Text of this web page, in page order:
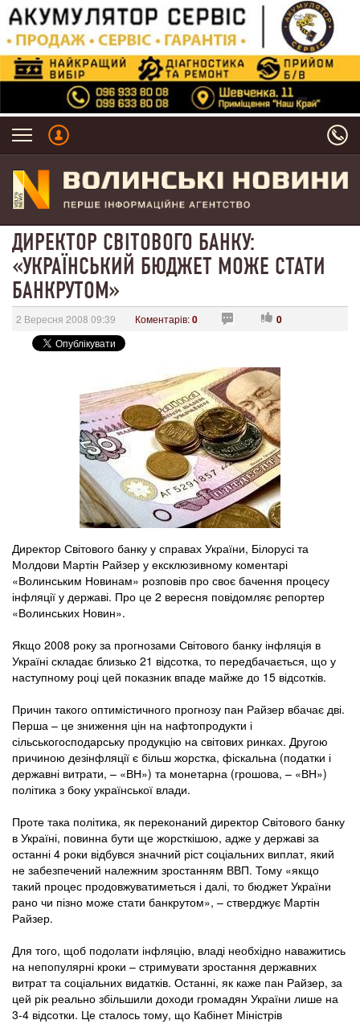
ДИРЕКТОР СВІТОВОГО БАНКУ:
«УКРАЇНСЬКИЙ БЮДЖЕТ МОЖЕ СТАТИ
БАНКРУТОМ»
2 Вересня 2008 09:39 Коментарів:0 0
Директор Світового банку у справах України, Білорусі та
Молдови Мартін Райзер у ексклюзивному коментарі
«Волинським Новинам» розповів про своє бачення процесу
інфляції у державі. Про це 2 вересня повідомляє репортер
«Волинських Новин».
Якщо 2008 року за прогнозами Світового банку інфляція в
Україні складає близько 21 відсотка, то передбачається, що у
наступному році цей показник впаде майже до 15 відсотків.
Причин такого оптимістичного прогнозу пан Райзер вбачає дві.
Перша – це зниження цін на нафтопродукти і
сільськогосподарську продукцію на світових ринках. Другою
причиною дезінфляції є більш жорстка, фіскальна (податки і
державні витрати, – «ВН») та монетарна (грошова, – «ВН»)
політика з боку української влади.
Проте така політика, як переконаний директор Світового банку
в Україні, повинна бути ще жорсткішою, адже у державі за
останні 4 роки відбувся значний ріст соціальних виплат, який
не забезпечений належним зростанням ВВП. Тому «якщо
такий процес продовжуватиметься і далі, то бюджет України
рано чи пізно може стати банкрутом», – стверджує Мартін
Райзер.
Для того, щоб подолати інфляцію, владі необхідно наважитись
на непопулярні кроки – стримувати зростання державних
витрат та соціальних видатків. Останні, як каже пан Райзер, за
цей рік реально збільшили доходи громадян України лише на
3-4 відсотки. Це сталось тому, що Кабінет Міністрів